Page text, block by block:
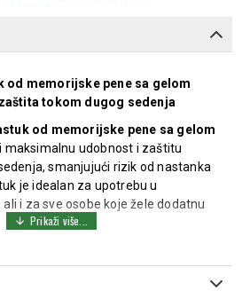
od memorijske pene sa gelom
tokom dugog sedenja
od memorijske pene sa gelom
maksimalnu udobnost i zaštitu
smanjujući rizik od nastanka
je idealan za upotrebu u
i za sve osobe koje žele dodatnu
sa gelom: